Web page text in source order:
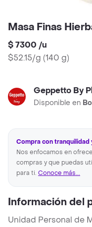
Masa Finas
$ 7300 /u
$52.15/g (140 g)
Geppetto By
Disponible en
Compra con tranquilidad
Nos enfocamos en
compras y que puedas
para ti. Conoce más...
Información del
Unidad Personal de